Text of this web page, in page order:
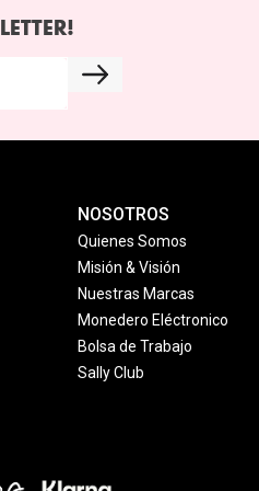
NOSOTROS
Quienes Somos
Misión & Visión
Nuestras Marcas
Monedero Eléctronico
Bolsa de Trabajo
Sally Club